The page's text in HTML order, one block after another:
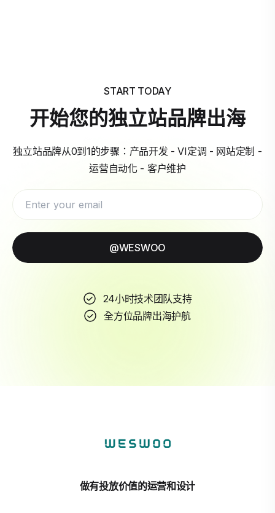
START TODAY
开始您的独立站品牌出海
独立站品牌从0到1的步骤：产品开发 - VI定调 - 网站定制 -
运营自动化 - 客户维护
@WESWOO
24小时技术团队支持
全方位品牌出海护航
做有投放价值的运营和设计